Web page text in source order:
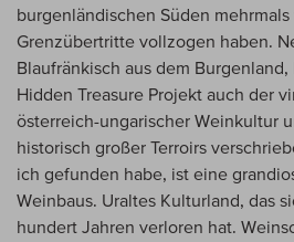
burgenländischen Süden
Grenzübertritte vollzogen haben.
Blaufränkisch aus dem
Hidden Treasure Projekt auch der
österreich-ungarischer Weinkultur
historisch großer Terroirs
ich gefunden habe, ist eine
Weinbaus. Uraltes Kulturland, das
hundert Jahren verloren hat.